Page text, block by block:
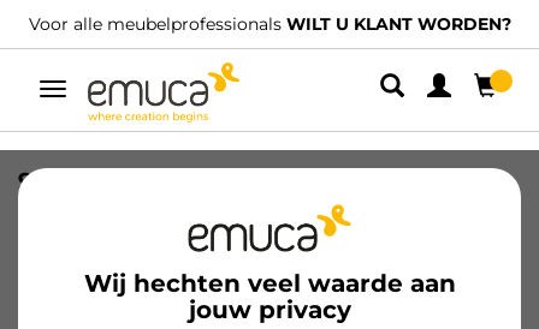
Voor alle meubelprofessionals WILT U KLANT WORDEN?
Umschaltbare
Navigation
Wij hechten veel waarde aan
jouw privacy
90 graden hoek voor Plasline
keukenplint, hoogte 165mm, Plastic en
Aluminium, Satijn Geanodiseerd
8919463 / EAN 8432393123141